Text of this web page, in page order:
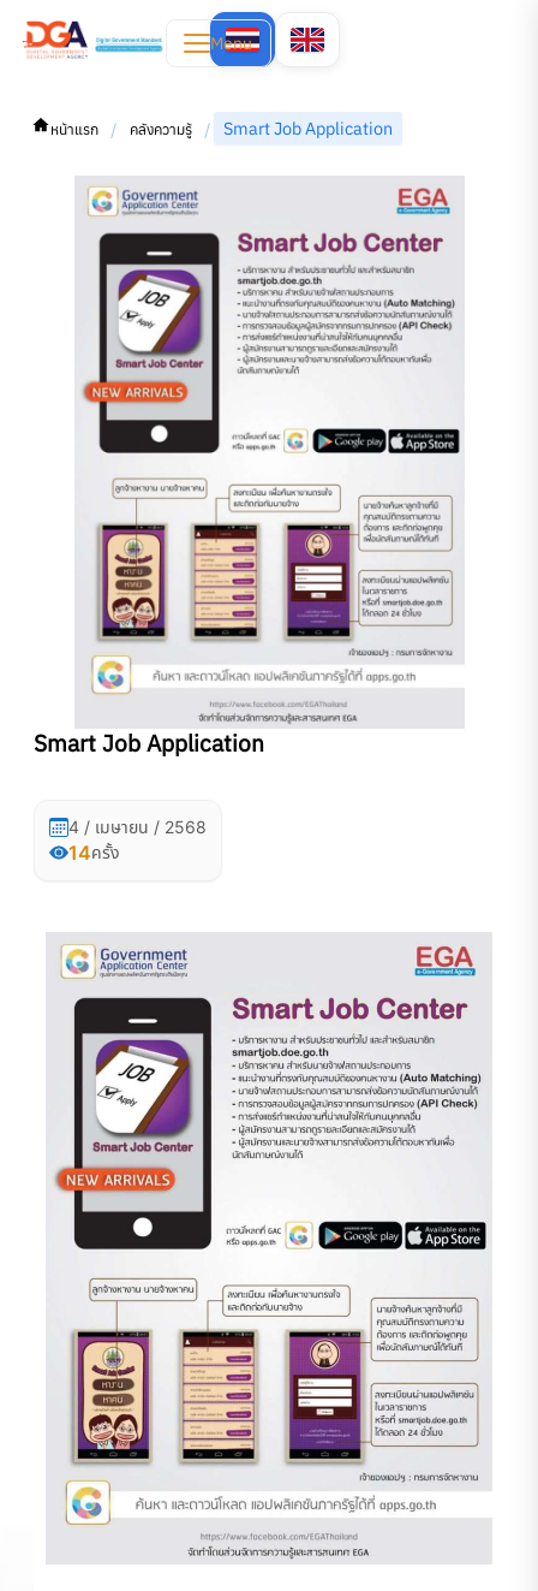
Menu
หน้าแรก / คลังความรู้ / Smart Job Application
Smart Job Application
4 / เมษายน / 2568
14ครั้ง